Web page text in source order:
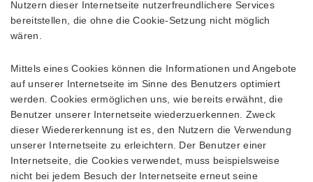
Nutzern dieser Internetseite nutzerfreundlichere Services
bereitstellen, die ohne die Cookie-Setzung nicht möglich
wären.
Mittels eines Cookies können die Informationen und Angebote
auf unserer Internetseite im Sinne des Benutzers optimiert
werden. Cookies ermöglichen uns, wie bereits erwähnt, die
Benutzer unserer Internetseite wiederzuerkennen. Zweck
dieser Wiedererkennung ist es, den Nutzern die Verwendung
unserer Internetseite zu erleichtern. Der Benutzer einer
Internetseite, die Cookies verwendet, muss beispielsweise
nicht bei jedem Besuch der Internetseite erneut seine